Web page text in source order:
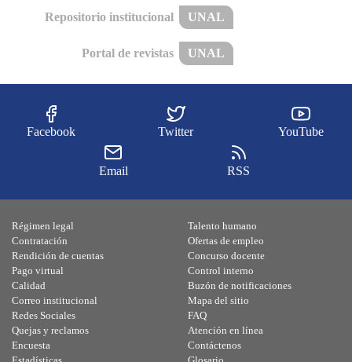
Repositorio institucional UNAL
Portal de revistas UNAL
Facebook Twitter YouTube
Email RSS
Régimen legal
Contratación
Rendición de cuentas
Pago virtual
Calidad
Talento humano
Ofertas de empleo
Concurso docente
Control interno
Buzón de notificaciones
Correo institucional
Redes Sociales
Quejas y reclamos
Encuesta
Mapa del sitio
FAQ
Atención en línea
Contáctenos